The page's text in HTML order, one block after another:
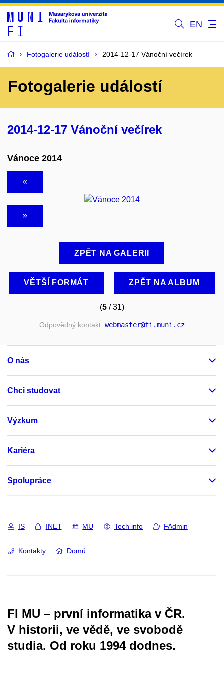
EN
Fotogalerie událostí 2014-12-17 Vánoční večírek
Fotogalerie událostí
2014-12-17 Vánoční večírek
Vánoce 2014
ZPĚT NA GALERII
VĚTŠÍ FORMÁT ZPĚT NA ALBUM
(5/ 31)
Odpovědný kontakt: webmaster@fi.muni.cz
O nás
Chci studovat
Výzkum
Kariéra
Spolupráce
IS INET MU Tech info FAdmin
Kontakty Domů
FI MU – první informatika v ČR.
V historii, ve vědě, ve svobodě
studia. Od roku 1994 dodnes.